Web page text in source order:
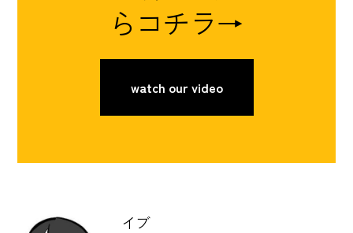
らコチラ→
watch our video
イブ